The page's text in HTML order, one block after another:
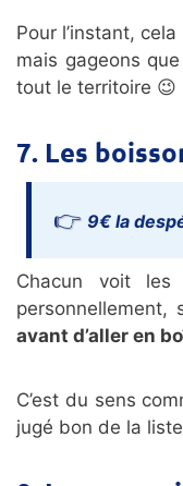
Pour l’instant, cela
mais gageons
tout le territoire 😉
7. Les
9€ la
Chacun voit
avant d’aller en
C’est du sens
jugé bon de la